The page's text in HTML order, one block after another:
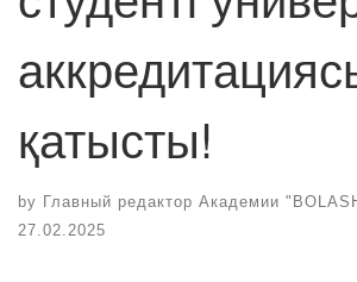
қатысты!
by Главный редактор Академии
27.02.2025